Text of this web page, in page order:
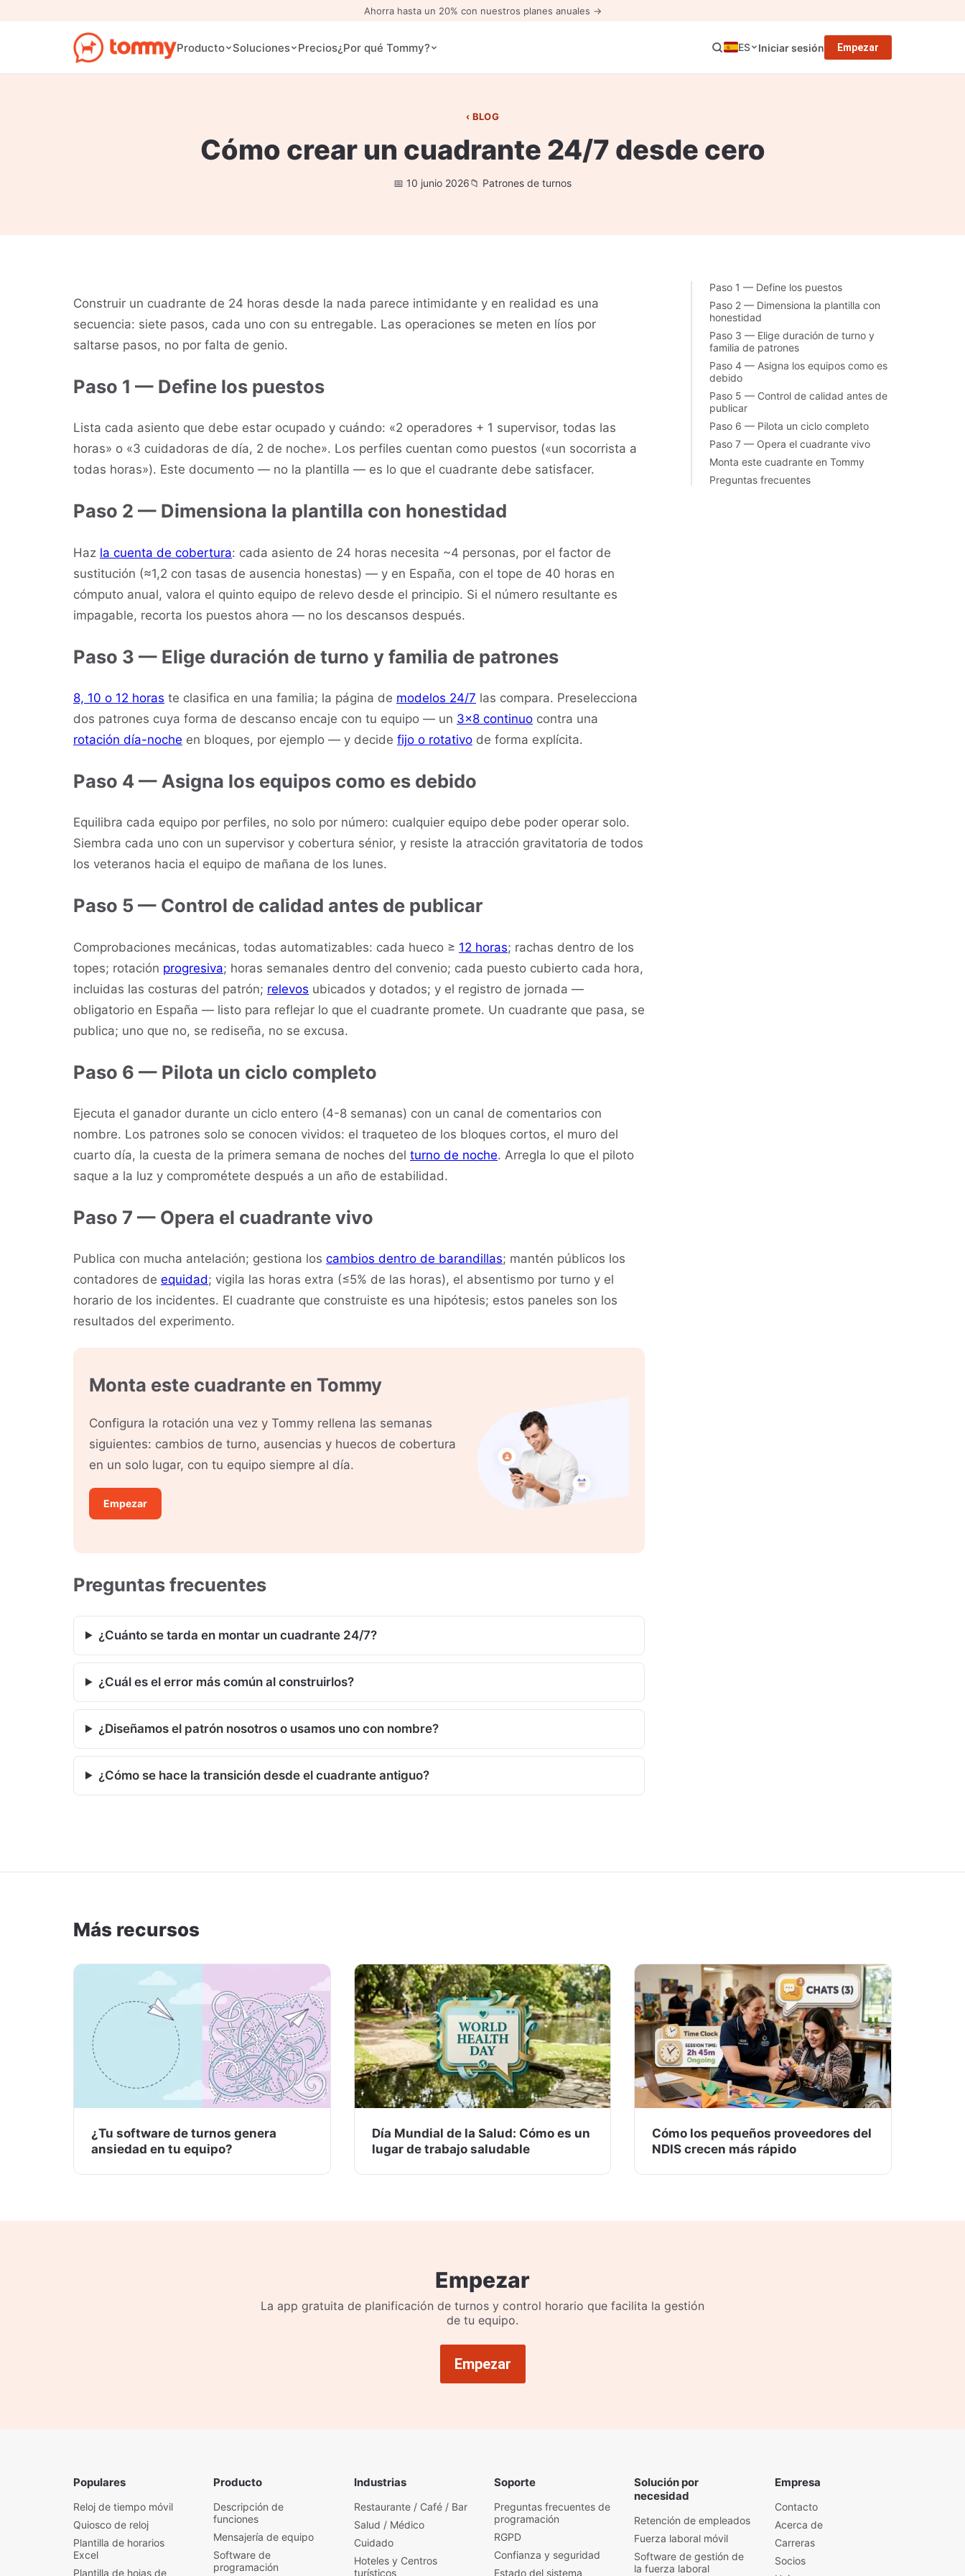
Ahorra hasta un 20% con nuestros planes anuales →
Producto Soluciones Precios¿Por qué Tommy? ES Iniciar sesión Empezar
BLOG
Cómo crear un cuadrante 24/7 desde cero
10 junio 2026 Patrones de turnos
Construir un cuadrante de 24 horas desde la nada parece intimidante y en realidad es una
secuencia: siete pasos, cada uno con su entregable. Las operaciones se meten en líos por
saltarse pasos, no por falta de genio.
Paso 1 — Define los puestos
Lista cada asiento que debe estar ocupado y cuándo: «2 operadores + 1 supervisor, todas las
horas» o «3 cuidadoras de día, 2 de noche». Los perfiles cuentan como puestos («un socorrista a
todas horas»). Este documento — no la plantilla — es lo que el cuadrante debe satisfacer.
Paso 2 — Dimensiona la plantilla con honestidad
Haz la cuenta de cobertura: cada asiento de 24 horas necesita ~4 personas, por el factor de
sustitución (≈1,2 con tasas de ausencia honestas) — y en España, con el tope de 40 horas en
cómputo anual, valora el quinto equipo de relevo desde el principio. Si el número resultante es
impagable, recorta los puestos ahora — no los descansos después.
Paso 3 — Elige duración de turno y familia de patrones
8, 10 o 12 horas te clasifica en una familia; la página de modelos 24/7 las compara. Preselecciona
dos patrones cuya forma de descanso encaje con tu equipo — un 3x8 continuo contra una
rotación día-noche en bloques, por ejemplo — y decide fijo o rotativo de forma explícita.
Paso 4 — Asigna los equipos como es debido
Equilibra cada equipo por perfiles, no solo por número: cualquier equipo debe poder operar solo.
Siembra cada uno con un supervisor y cobertura sénior, y resiste la atracción gravitatoria de todos
los veteranos hacia el equipo de mañana de los lunes.
Paso 5 — Control de calidad antes de publicar
Comprobaciones mecánicas, todas automatizables: cada hueco ≥ 12 horas; rachas dentro de los
topes; rotación progresiva; horas semanales dentro del convenio; cada puesto cubierto cada hora,
incluidas las costuras del patrón; relevos ubicados y dotados; y el registro de jornada —
obligatorio en España — listo para reflejar lo que el cuadrante promete. Un cuadrante que pasa, se
publica; uno que no, se rediseña, no se excusa.
Paso 6 — Pilota un ciclo completo
Ejecuta el ganador durante un ciclo entero (4-8 semanas) con un canal de comentarios con
nombre. Los patrones solo se conocen vividos: el traqueteo de los bloques cortos, el muro del
cuarto día, la cuesta de la primera semana de noches del turno de noche. Arregla lo que el piloto
saque a la luz y comprométete después a un año de estabilidad.
Paso 7 — Opera el cuadrante vivo
Publica con mucha antelación; gestiona los cambios dentro de barandillas; mantén públicos los
contadores de equidad; vigila las horas extra (≤5% de las horas), el absentismo por turno y el
horario de los incidentes. El cuadrante que construiste es una hipótesis; estos paneles son los
resultados del experimento.
Monta este cuadrante en Tommy
Configura la rotación una vez y Tommy rellena las semanas
siguientes: cambios de turno, ausencias y huecos de cobertura
en un solo lugar, con tu equipo siempre al día.
Empezar
Preguntas frecuentes
¿Cuánto se tarda en montar un cuadrante 24/7?
¿Cuál es el error más común al construirlos?
¿Diseñamos el patrón nosotros o usamos uno con nombre?
¿Cómo se hace la transición desde el cuadrante antiguo?
Paso 1 — Define los puestos
Paso 2 — Dimensiona la plantilla con
honestidad
Paso 3 — Elige duración de turno y
familia de patrones
Paso 4 — Asigna los equipos como es
debido
Paso 5 — Control de calidad antes de
publicar
Paso 6 — Pilota un ciclo completo
Paso 7 — Opera el cuadrante vivo
Monta este cuadrante en Tommy
Preguntas frecuentes
Más recursos
¿Tu software de turnos genera
ansiedad en tu equipo?
Día Mundial de la Salud: Cómo es un
lugar de trabajo saludable
Cómo los pequeños proveedores del
NDIS crecen más rápido
Empezar
La app gratuita de planificación de turnos y control horario que facilita la gestión
de tu equipo.
Empezar
Populares
Reloj de tiempo móvil
Quiosco de reloj
Plantilla de horarios
Excel
Plantilla de hojas de
Producto
Descripción de
funciones
Mensajería de equipo
Software de
programación
Industrias
Restaurante / Café / Bar
Salud / Médico
Cuidado
Hoteles y Centros
turísticos
Soporte
Preguntas frecuentes de
programación
RGPD
Confianza y seguridad
Estado del sistema
Solución por
necesidad
Retención de empleados
Fuerza laboral móvil
Software de gestión de
la fuerza laboral
Empresa
Contacto
Acerca de
Carreras
Socios